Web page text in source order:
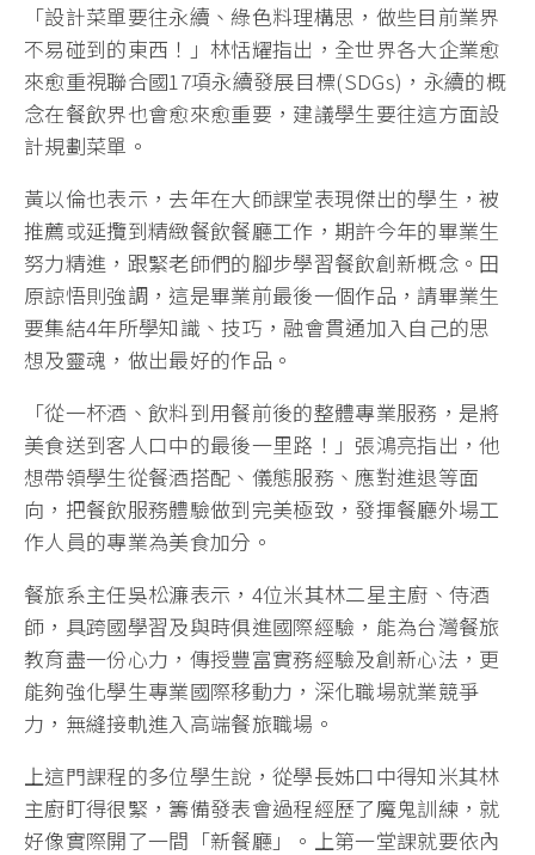
「設計菜單要往永續、綠色料理構思，做些目前業界
不易碰到的東西！」林恬耀指出，全世界各大企業愈
來愈重視聯合國17項永續發展目標(SDGs)，永續的概
念在餐飲界也會愈來愈重要，建議學生要往這方面設
計規劃菜單。
黃以倫也表示，去年在大師課堂表現傑出的學生，被
推薦或延攬到精緻餐飲餐廳工作，期許今年的畢業生
努力精進，跟緊老師們的腳步學習餐飲創新概念。田
原諒悟則強調，這是畢業前最後一個作品，請畢業生
要集結4年所學知識、技巧，融會貫通加入自己的思
想及靈魂，做出最好的作品。
「從一杯酒、飲料到用餐前後的整體專業服務，是將
美食送到客人口中的最後一里路！」張鴻亮指出，他
想帶領學生從餐酒搭配、儀態服務、應對進退等面
向，把餐飲服務體驗做到完美極致，發揮餐廳外場工
作人員的專業為美食加分。
餐旅系主任吳松濂表示，4位米其林二星主廚、侍酒
師，具跨國學習及與時俱進國際經驗，能為台灣餐旅
教育盡一份心力，傳授豐富實務經驗及創新心法，更
能夠強化學生專業國際移動力，深化職場就業競爭
力，無縫接軌進入高端餐旅職場。
上這門課程的多位學生說，從學長姊口中得知米其林
主廚盯得很緊，籌備發表會過程經歷了魔鬼訓練，就
好像實際開了一間「新餐廳」。上第一堂課就要依內